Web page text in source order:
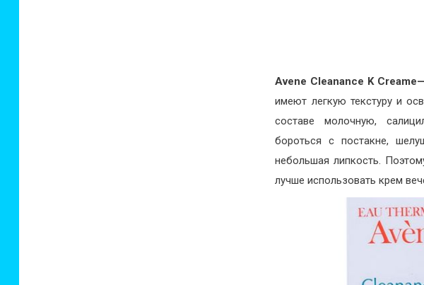
Avene Cleanance K Creame—
имеют легкую текстуру и
составе молочную,
бороться с постакне,
небольшая липкость.
лучше использовать крем